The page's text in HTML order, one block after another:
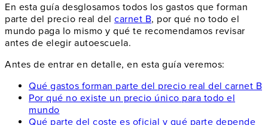
En esta guía desglosamos todos los gastos que forman
parte del precio real del carnet B, por qué no todo el
mundo paga lo mismo y qué te recomendamos revisar
antes de elegir autoescuela.
Antes de entrar en detalle, en esta guía veremos:
Qué gastos forman parte del precio real del carnet B
Por qué no existe un precio único para todo el
mundo
Qué parte del coste es oficial y qué parte depende